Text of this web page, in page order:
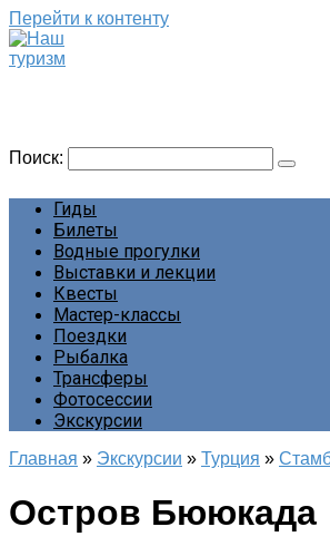
Перейти к контенту
Поиск:
Гиды
Билеты
Водные прогулки
Выставки и лекции
Квесты
Мастер-классы
Поездки
Рыбалка
Трансферы
Фотосессии
Экскурсии
Главная » Экскурсии » Турция »
Остров Бююкада